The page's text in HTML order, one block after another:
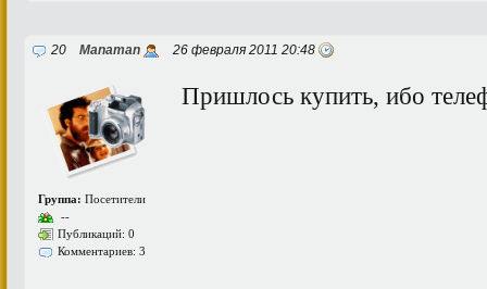
20 Manaman 26 февраля 2011 20:48
Группа: Посетители
--
Публикаций: 0
Комментариев: 3
Пришлось купить, ибо